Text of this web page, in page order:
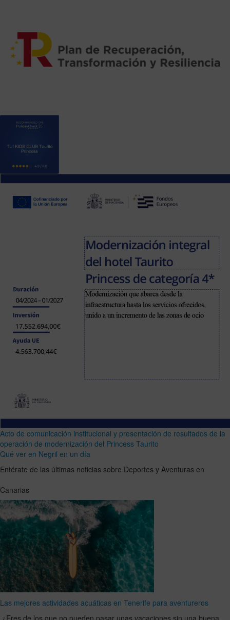
Acto de comunicación institucional y presentación de resultados de la
operación de modernización del Princess Taurito
Qué ver en Negril en un día
Entérate de las últimas noticias sobre Deportes y Aventuras en
Canarias
Las mejores actividades acuáticas en Tenerife para aventureros